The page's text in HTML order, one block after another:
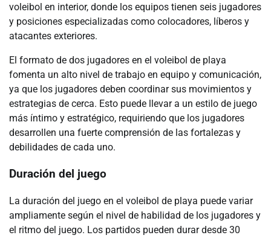
voleibol en interior, donde los equipos tienen seis jugadores
y posiciones especializadas como colocadores, líberos y
atacantes exteriores.
El formato de dos jugadores en el voleibol de playa
fomenta un alto nivel de trabajo en equipo y comunicación,
ya que los jugadores deben coordinar sus movimientos y
estrategias de cerca. Esto puede llevar a un estilo de juego
más íntimo y estratégico, requiriendo que los jugadores
desarrollen una fuerte comprensión de las fortalezas y
debilidades de cada uno.
Duración del juego
La duración del juego en el voleibol de playa puede variar
ampliamente según el nivel de habilidad de los jugadores y
el ritmo del juego. Los partidos pueden durar desde 30